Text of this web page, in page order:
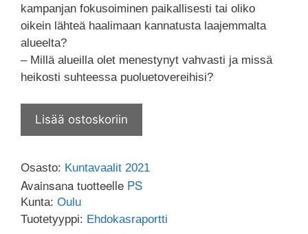
kampanjan fokusoiminen paikallisesti tai oliko
oikein lähteä haalimaan kannatusta laajemmalta
alueelta?
– Millä alueilla olet menestynyt vahvasti ja missä
heikosti suhteessa puoluetovereihisi?
Lisää ostoskoriin
Osasto: Kuntavaalit 2021
Avainsana tuotteelle PS
Kunta: Oulu
Tuotetyyppi: Ehdokasraportti